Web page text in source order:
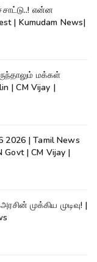
என்ன
| Kumudam News|
மக்கள்
| CM Vijay |
2026 | Tamil News
Govt | CM Vijay |
அரசின் முக்கிய முடிவு! |